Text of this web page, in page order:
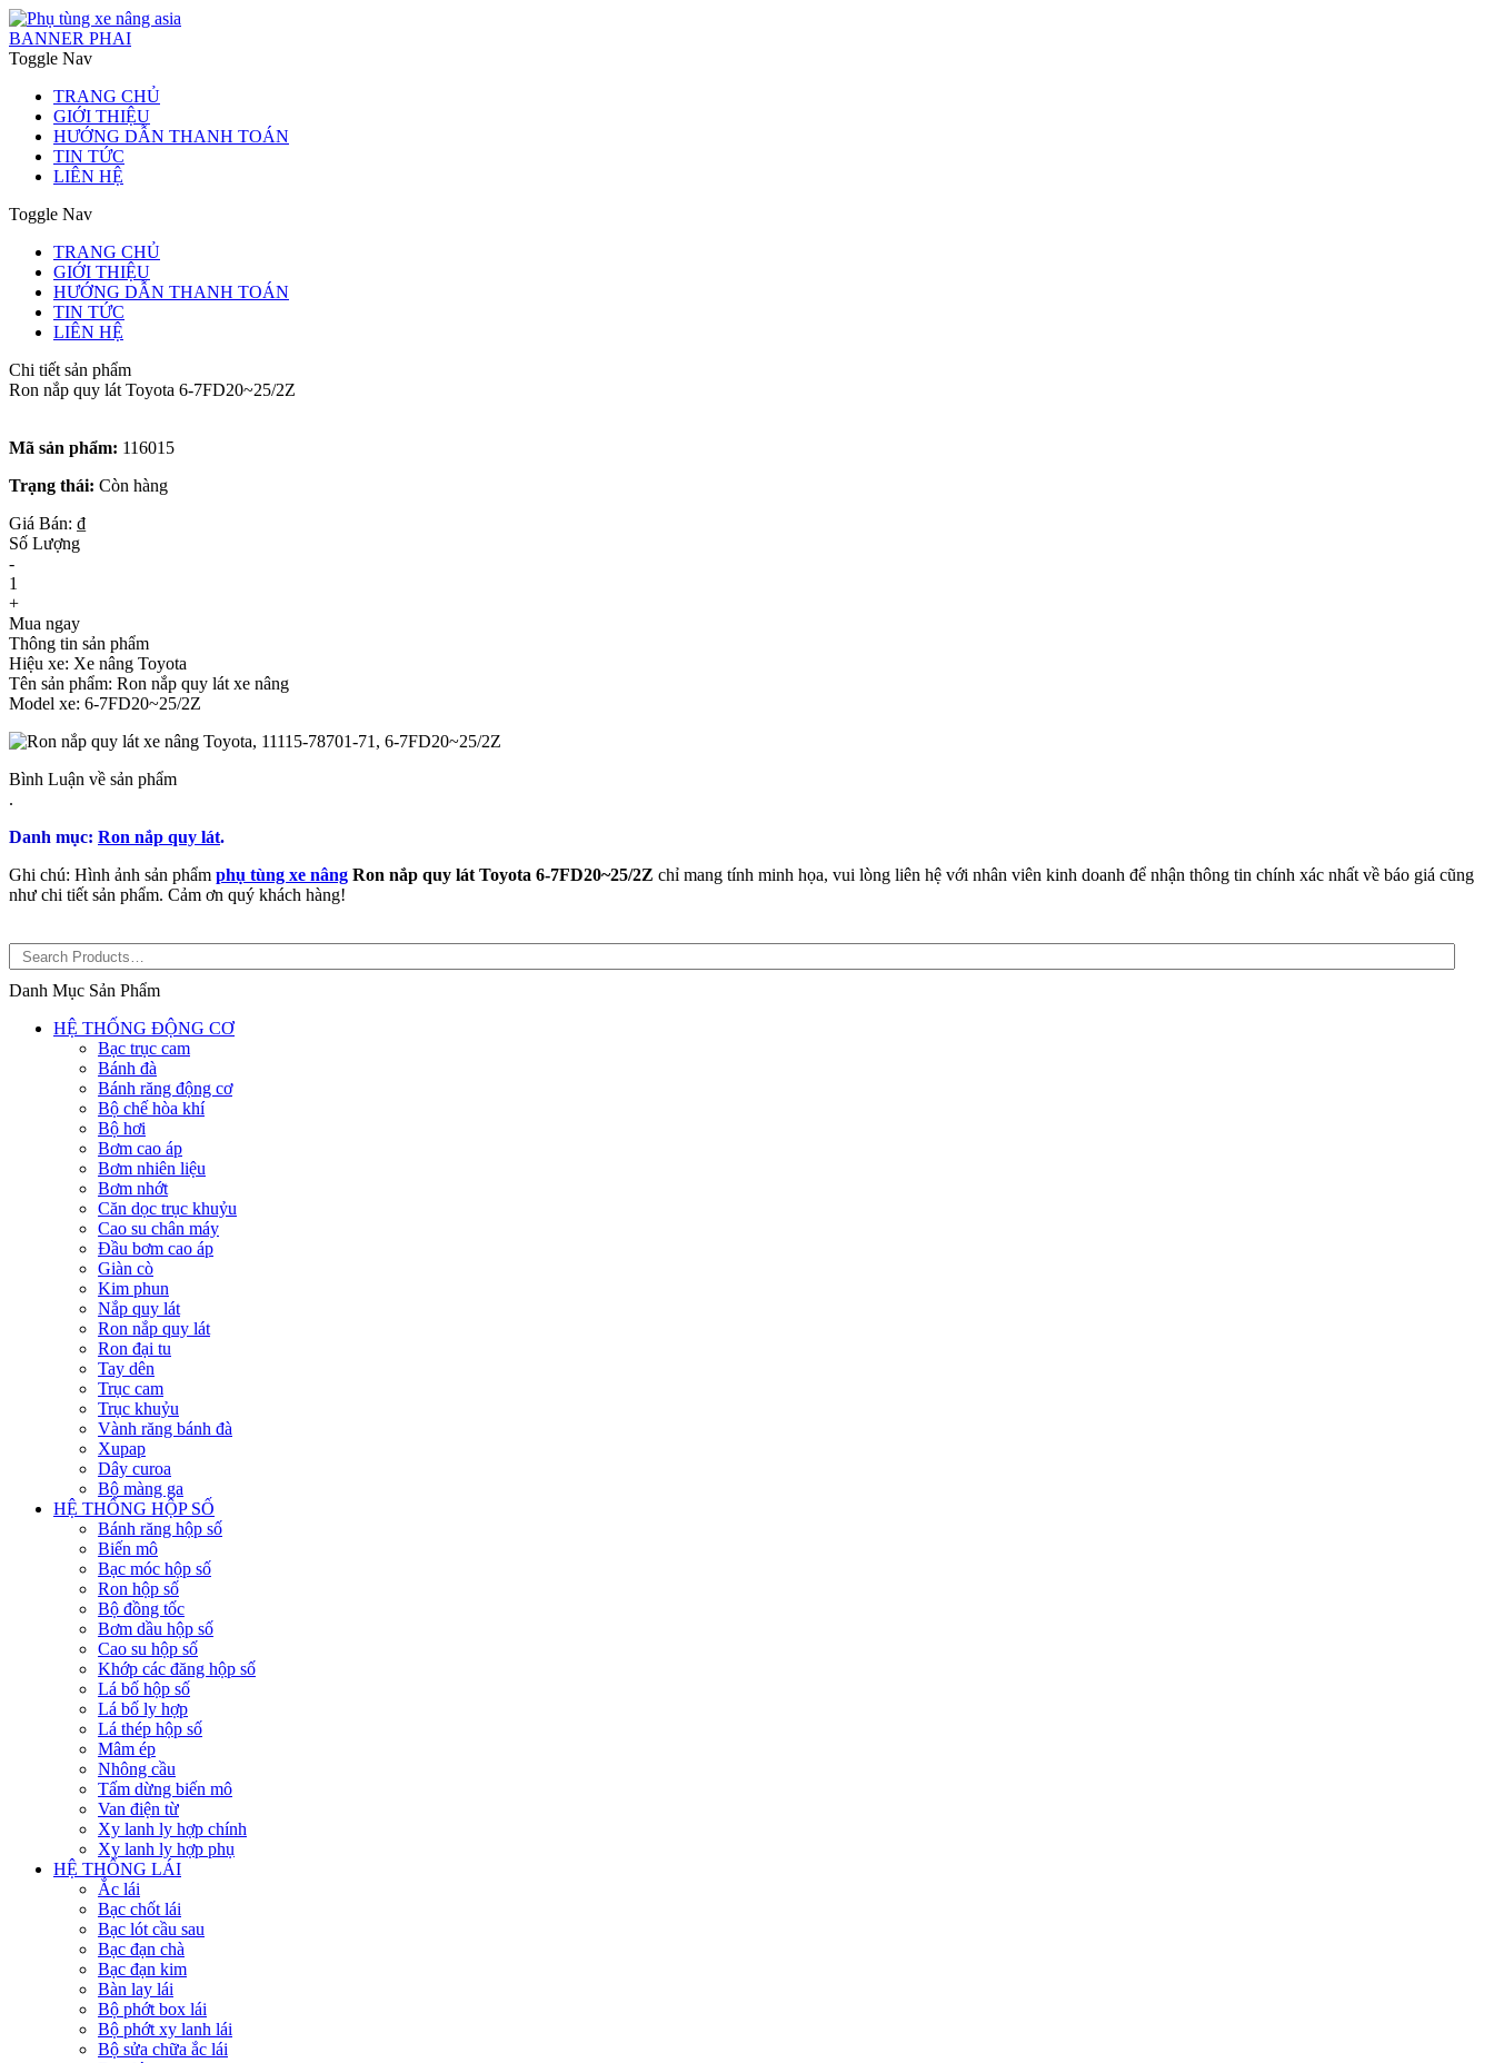
BANNER PHAI
Toggle Nav
TRANG CHỦ
GIỚI THIỆU
HƯỚNG DẪN THANH TOÁN
TIN TỨC
LIÊN HỆ
Toggle Nav
TRANG CHỦ
GIỚI THIỆU
HƯỚNG DẪN THANH TOÁN
TIN TỨC
LIÊN HỆ
Chi tiết sản phẩm
Ron nắp quy lát Toyota 6-7FD20~25/2Z
Mã sản phẩm: 116015
Trạng thái: Còn hàng
Giá Bán: ₫
Số Lượng
-
1
+
Mua ngay
Thông tin sản phẩm
Hiệu xe: Xe nâng Toyota
Tên sản phẩm: Ron nắp quy lát xe nâng
Model xe: 6-7FD20~25/2Z
Bình Luận về sản phẩm
.
Danh mục: Ron nắp quy lát.
Ghi chú: Hình ảnh sản phẩm phụ tùng xe nâng Ron nắp quy lát Toyota 6-7FD20~25/2Z chỉ mang tính minh họa, vui lòng liên hệ với nhân viên kinh doanh để nhận thông tin chính xác nhất về báo giá cũng
như chi tiết sản phẩm. Cảm ơn quý khách hàng!
Danh Mục Sản Phẩm
HỆ THỐNG ĐỘNG CƠ
Bạc trục cam
Bánh đà
Bánh răng động cơ
Bộ chế hòa khí
Bộ hơi
Bơm cao áp
Bơm nhiên liệu
Bơm nhớt
Căn dọc trục khuỷu
Cao su chân máy
Đầu bơm cao áp
Giàn cò
Kim phun
Nắp quy lát
Ron nắp quy lát
Ron đại tu
Tay dên
Trục cam
Trục khuỷu
Vành răng bánh đà
Xupap
Dây curoa
Bộ màng ga
HỆ THỐNG HỘP SỐ
Bánh răng hộp số
Biến mô
Bạc móc hộp số
Ron hộp số
Bộ đồng tốc
Bơm dầu hộp số
Cao su hộp số
Khớp các đăng hộp số
Lá bố hộp số
Lá bố ly hợp
Lá thép hộp số
Mâm ép
Nhông cầu
Tấm dừng biến mô
Van điện từ
Xy lanh ly hợp chính
Xy lanh ly hợp phụ
HỆ THỐNG LÁI
Ắc lái
Bạc chốt lái
Bạc lót cầu sau
Bạc đạn chà
Bạc đạn kim
Bàn lay lái
Bộ phớt box lái
Bộ phớt xy lanh lái
Bộ sửa chữa ắc lái